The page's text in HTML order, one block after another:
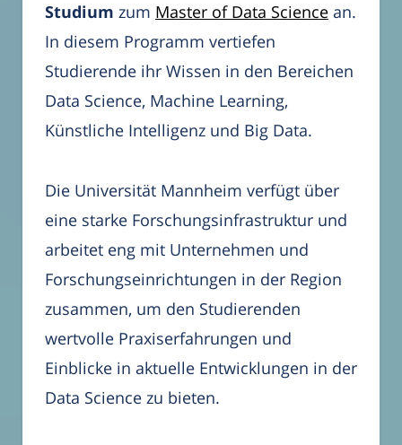
Studium zum Master of Data Science an.
In diesem Programm vertiefen
Studierende ihr Wissen in den Bereichen
Data Science, Machine Learning,
Künstliche Intelligenz und Big Data.
Die Universität Mannheim verfügt über
eine starke Forschungsinfrastruktur und
arbeitet eng mit Unternehmen und
Forschungseinrichtungen in der Region
zusammen, um den Studierenden
wertvolle Praxiserfahrungen und
Einblicke in aktuelle Entwicklungen in der
Data Science zu bieten.